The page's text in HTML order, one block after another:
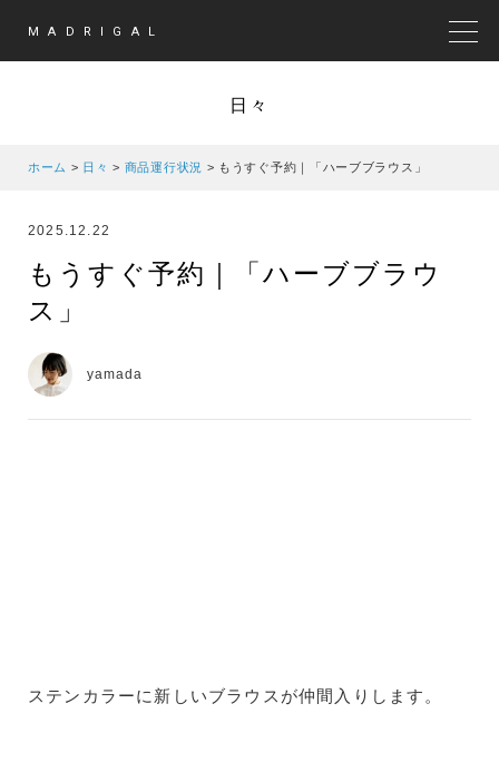
MADRIGAL
日々
ホーム > 日々 > 商品運行状況 > もうすぐ予約｜「ハーブブラウス」
2025.12.22
もうすぐ予約｜「ハーブブラウ
ス」
yamada
ステンカラーに新しいブラウスが仲間入りします。